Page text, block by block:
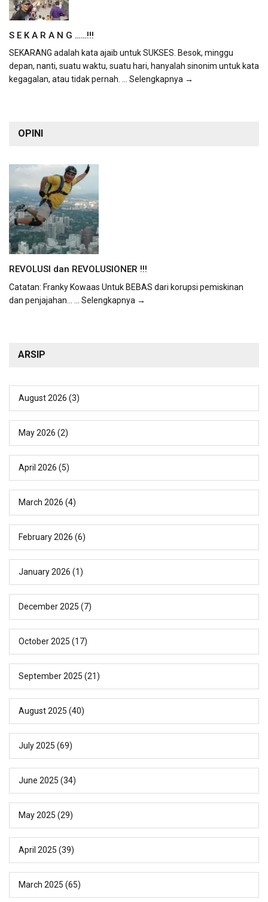
S E K A R A N G ……!!!
SEKARANG adalah kata ajaib untuk SUKSES. Besok, minggu
depan, nanti, suatu waktu, suatu hari, hanyalah sinonim untuk kata
kegagalan, atau tidak pernah. ... Selengkapnya →
OPINI
REVOLUSI dan REVOLUSIONER !!!
Catatan: Franky Kowaas Untuk BEBAS dari korupsi pemiskinan
dan penjajahan...
... Selengkapnya →
ARSIP
August 2026 (3)
May 2026 (2)
April 2026 (5)
March 2026 (4)
February 2026 (6)
January 2026 (1)
December 2025 (7)
October 2025 (17)
September 2025 (21)
August 2025 (40)
July 2025 (69)
June 2025 (34)
May 2025 (29)
April 2025 (39)
March 2025 (65)